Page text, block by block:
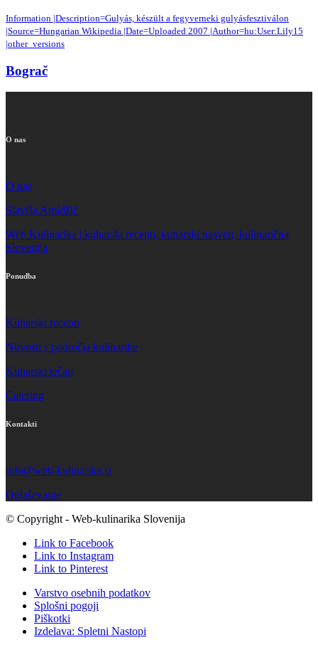
Information |Description=Gulyás, készült a fegyverneki gulyásfesztiválon
|Source=Hungarian Wikipedia |Date=Uploaded 2007 |Author=hu:User:Lily15
|other_versions
Bograč
O nas
O nas
Slaviša Amidžić
Web Kulinarika | kuharski recepti, kuharski nasveti, kulinarična
Slovenija
Ponudba
Kuharski recepti
Novosti s področja kulinarike
Kuharski tečaji
Catering
Kontakti
info@web-kulinarika.si
Oglaševanje
© Copyright - Web-kulinarika Slovenija
Link to Facebook
Link to Instagram
Link to Pinterest
Varstvo osebnih podatkov
Splošni pogoji
Piškotki
Izdelava: Spletni Nastopi